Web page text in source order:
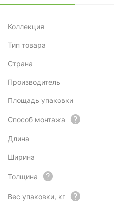
Коллекция
Тип товара
Страна
Производитель
Площадь упаковки
Способ монтажа
Длина
Ширина
Толщина
Вес упаковки, кг